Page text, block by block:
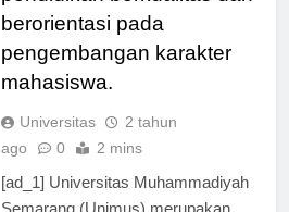
pendidikan berkualitas dan
berorientasi pada
pengembangan karakter
Universitas
2 tahun
[ad_1] Universitas Muhammadiyah